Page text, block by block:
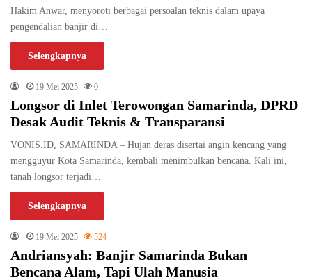
Hakim Anwar, menyoroti berbagai persoalan teknis dalam upaya
pengendalian banjir di…
Selengkapnya
19 Mei 2025 0
Longsor di Inlet Terowongan Samarinda, DPRD
Desak Audit Teknis & Transparansi
VONIS.ID, SAMARINDA – Hujan deras disertai angin kencang yang
mengguyur Kota Samarinda, kembali menimbulkan bencana. Kali ini,
tanah longsor terjadi…
Selengkapnya
19 Mei 2025 524
Andriansyah: Banjir Samarinda Bukan
Bencana Alam, Tapi Ulah Manusia